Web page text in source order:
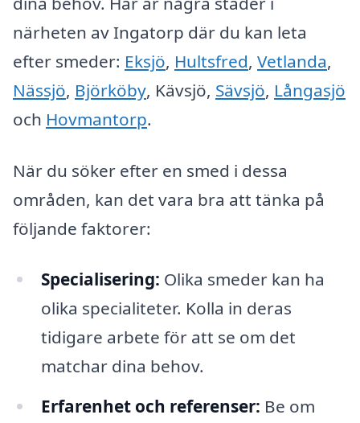
närheten av Ingatorp där du kan leta
efter smeder: Eksjö, Hultsfred, Vetlanda,
Nässjö, Björköby, Kävsjö, Sävsjö, Långasjö
och Hovmantorp.
När du söker efter en smed i dessa
områden, kan det vara bra att tänka på
följande faktorer:
Specialisering: Olika smeder kan ha
olika specialiteter. Kolla in deras
tidigare arbete för att se om det
matchar dina behov.
Erfarenhet och referenser: Be om